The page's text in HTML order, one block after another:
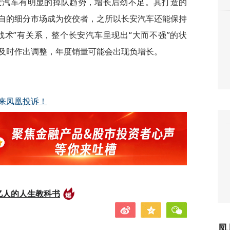
的细分市场成为佼佼者，之所以长安汽车还能保持
”有关系，整个长安汽车呈现出“大而不强”的状
作出调整，年度销量可能会出现负增长。
凤凰投诉！
的人生教科书